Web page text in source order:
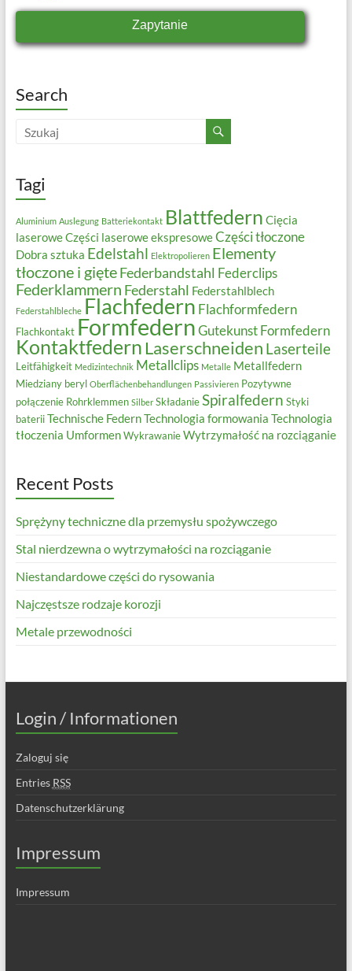
Zapytanie
Search
Tagi
Aluminium Auslegung Batteriekontakt Blattfedern Cięcia
laseroweCzęści laserowe ekspresoweCzęści tłoczone
Dobra sztuka Edelstahl Elektropolieren Elementy
tłoczone i gięteFederbandstahl Federclips
Federklammern Federstahl Federstahlblech
Federstahlbleche Flachfedern Flachformfedern
Flachkontakt FormfedernGutekunst Formfedern
Kontaktfedern Laserschneiden Laserteile
Leitfähigkeit Medizintechnik Metallclips Metalle Metallfedern
Miedziany beryl Oberflächenbehandlungen Passivieren Pozytywne
połączenie Rohrklemmen Silber Składanie Spiralfedern Styki
baterii Technische FedernTechnologia formowania Technologia
tłoczenia Umformen Wykrawanie Wytrzymałość na rozciąganie
Recent Posts
Sprężyny techniczne dla przemysłu spożywczego
Stal nierdzewna o wytrzymałości na rozciąganie
Niestandardowe części do rysowania
Najczęstsze rodzaje korozji
Metale przewodności
Login / Informationen
Zaloguj się
Entries RSS
Datenschutzerklärung
Impressum
Impressum